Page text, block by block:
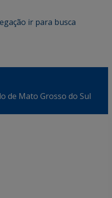
ir para busca
de Mato Grosso do Sul